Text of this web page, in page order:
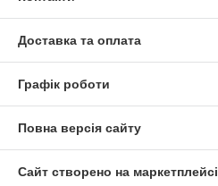
Доставка та оплата
Графік роботи
Повна версія сайту
Сайт створено на маркетплейсі